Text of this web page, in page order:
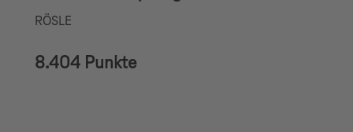
RÖSLE
8.404 Punkte